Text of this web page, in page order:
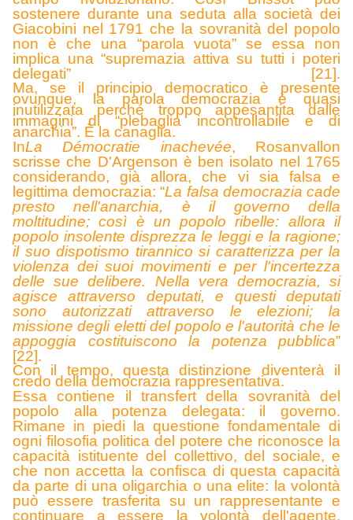
sostenere durante una seduta alla società dei
Giacobini nel 1791 che la sovranità del popolo
non è che una “parola vuota” se essa non
implica una “supremazia attiva su tutti i poteri
delegati” [21].
Ma, se il principio democratico è presente
ovunque, la parola democrazia è quasi
inutilizzata perché troppo appesantita dalle
immagini di “plebaglia incontrollabile e di
anarchia”. È la canaglia.
InLa Démocratie inachevée, Rosanvallon
scrisse che D'Argenson è ben isolato nel 1765
considerando, già allora, che vi sia falsa e
legittima democrazia: “La falsa democrazia cade
presto nell'anarchia, è il governo della
moltitudine; così è un popolo ribelle: allora il
popolo insolente disprezza le leggi e la ragione;
il suo dispotismo tirannico si caratterizza per la
violenza dei suoi movimenti e per l'incertezza
delle sue delibere. Nella vera democrazia, si
agisce attraverso deputati, e questi deputati
sono autorizzati attraverso le elezioni; la
missione degli eletti del popolo e l'autorità che le
appoggia costituiscono la potenza pubblica”
[22].
Con il tempo, questa distinzione diventerà il
credo della democrazia rappresentativa.
Essa contiene il transfert della sovranità del
popolo alla potenza delegata: il governo.
Rimane in piedi la questione fondamentale di
ogni filosofia politica del potere che riconosce la
capacità istituente del collettivo, del sociale, e
che non accetta la confisca di questa capacità
da parte di una oligarchia o una elite: la volontà
può essere trasferita su un rappresentante e
continuare a essere la volontà dell'agente,